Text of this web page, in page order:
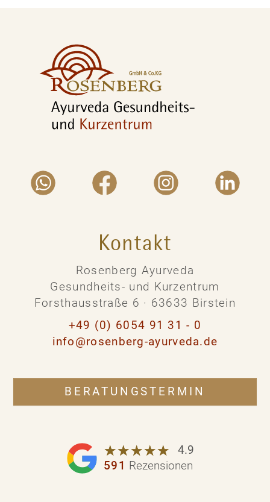
Kontakt
Rosenberg Ayurveda
Gesundheits- und Kurzentrum
Forsthausstraße 6 · 63633 Birstein
+49 (0) 6054 91 31 - 0
info@rosenberg-ayurveda.de
BERATUNGSTERMIN
☆☆☆☆☆
★★★★★
4.9
591 Rezensionen